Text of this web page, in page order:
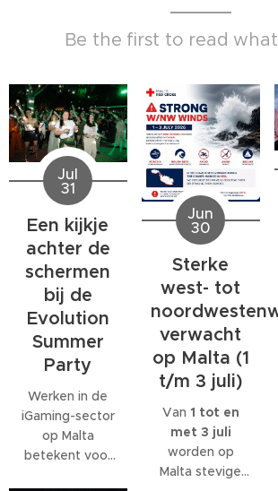
Be the first to read
Jul
31
Een kijkje
achter de
schermen
bij de
Evolution
Summer
Party
Werken in de
iGaming-sector
op Malta
betekent voor
Jun
30
Sterke
west- tot
verwacht
op Malta (1
t/m 3 juli)
Van 1 tot en
met 3 juli
worden op
Malta stevige